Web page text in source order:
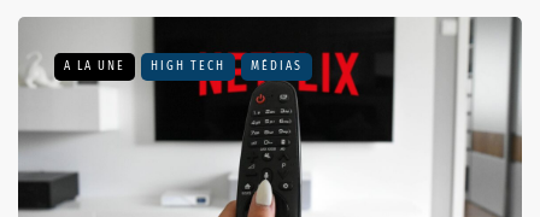
A LA UNE HIGH TECH MÉDIAS